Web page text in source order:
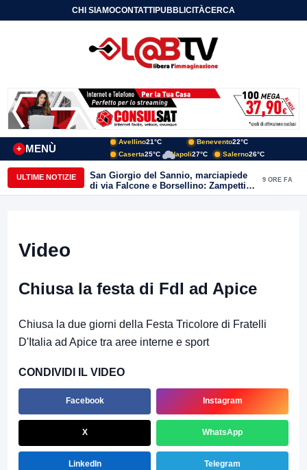
CHI SIAMOCONTATTIPUBBLICITÀCERCA
MENÙ
+
Avellino21°C Benevento22°C
Caserta25°C Napoli27°C Salerno26°C
ULTIME NOTIZIE
San Giorgio del Sannio, marciapiede
di via Falcone e Borsellino: Zampetti e
Lombardi replicano alle polemiche
9 ORE FA
Video
Chiusa la festa di FdI ad Apice
Chiusa la due giorni della Festa Tricolore di Fratelli
D'Italia ad Apice tra aree interne e sport
CONDIVIDI IL VIDEO
Facebook Instagram
X WhatsApp
LinkedIn Telegram